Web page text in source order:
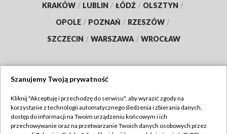
KRAKÓW / LUBLIN / ŁÓDŹ / OLSZTYN /
OPOLE / POZNAŃ / RZESZÓW /
SZCZECIN / WARSZAWA / WROCŁAW
TVP
Abonament TVP
Regulamin TVP
Szanujemy Twoją prywatność
Kliknij "Akceptuję i przechodzę do serwisu", aby wyrazić zgody na
korzystanie z technologii automatycznego śledzenia i zbierania danych,
dostęp do informacji na Twoim urządzeniu końcowym i ich
przechowywanie oraz na przetwarzanie Twoich danych osobowych przez